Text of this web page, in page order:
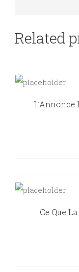
Related
L’Annonce
Ce Que